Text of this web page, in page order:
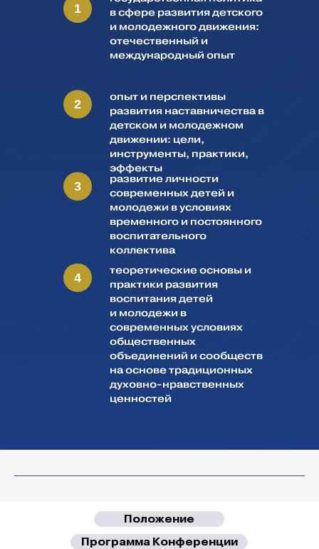
Скачать сборник статей участников
конференции
в сфере развития детского
и молодежного движения:
отечественный и
международный опыт
опыт и перспективы
развития наставничества в
детском и молодежном
движении: цели,
инструменты, практики,
эффекты
развитие личности
современных детей и
молодежи в условиях
временного и постоянного
воспитательного
коллектива
1
2
3
теоретические основы и
практики развития
воспитания детей
и молодежи в
современных условиях
общественных
объединений и сообществ
на основе традиционных
духовно-нравственных
ценностей
4
Положение
Программа Конференции